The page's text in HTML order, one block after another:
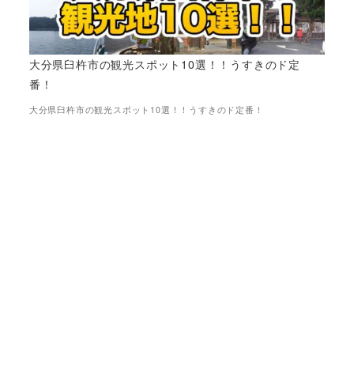
大分県臼杵市の観光スポット10選！！うすきのド定
番！
大分県臼杵市の観光スポット10選！！うすきのド定番！